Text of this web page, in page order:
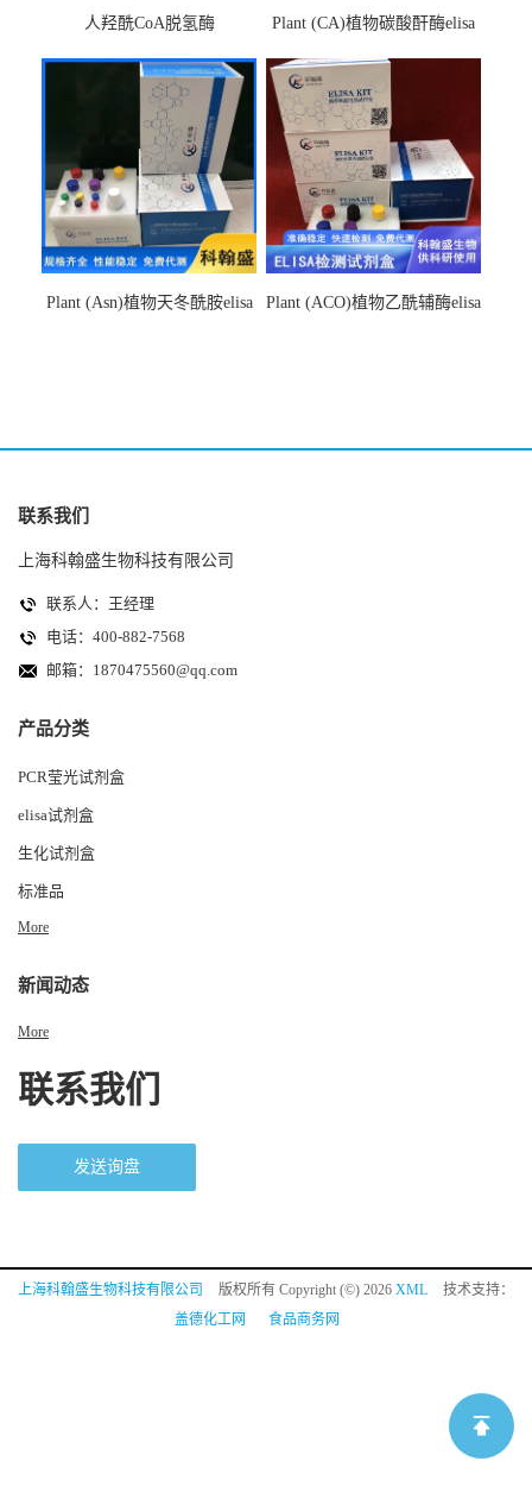
人羟酰CoA脱氢酶
Plant (CA)植物碳酸酐酶elisa
Plant (Asn)植物天冬酰胺elisa
Plant (ACO)植物乙酰辅酶elisa
联系我们
上海科翰盛生物科技有限公司
联系人：王经理
电话：400-882-7568
邮箱： 1870475560@qq.com
产品分类
PCR莹光试剂盒
elisa试剂盒
生化试剂盒
标准品
More
新闻动态
More
联系我们
发送询盘
上海科翰盛生物科技有限公司 版权所有 Copyright (©) 2026 XML
技术支持：
盖德化工网
食品商务网